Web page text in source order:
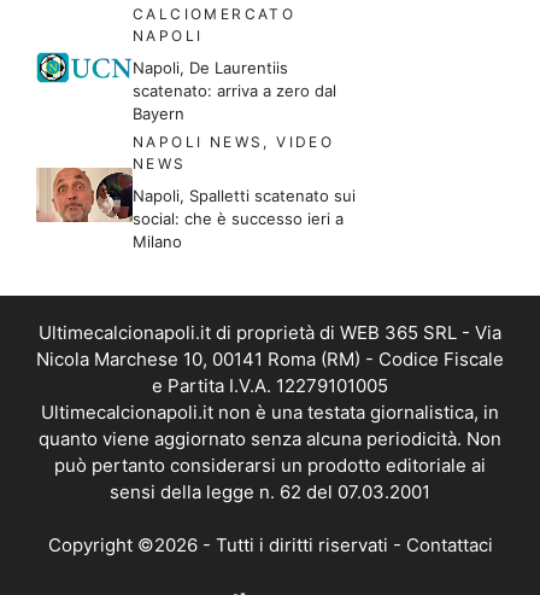
CALCIOMERCATO
NAPOLI
Napoli, De Laurentiis
scatenato: arriva a zero dal
Bayern
NAPOLI NEWS ,VIDEO
NEWS
Napoli, Spalletti scatenato sui
social: che è successo ieri a
Milano
Ultimecalcionapoli.it di proprietà di WEB 365 SRL - Via
Nicola Marchese 10, 00141 Roma (RM) - Codice Fiscale
e Partita I.V.A. 12279101005
Ultimecalcionapoli.it non è una testata giornalistica, in
quanto viene aggiornato senza alcuna periodicità. Non
può pertanto considerarsi un prodotto editoriale ai
sensi della legge n. 62 del 07.03.2001
Copyright ©2026 - Tutti i diritti riservati - Contattaci